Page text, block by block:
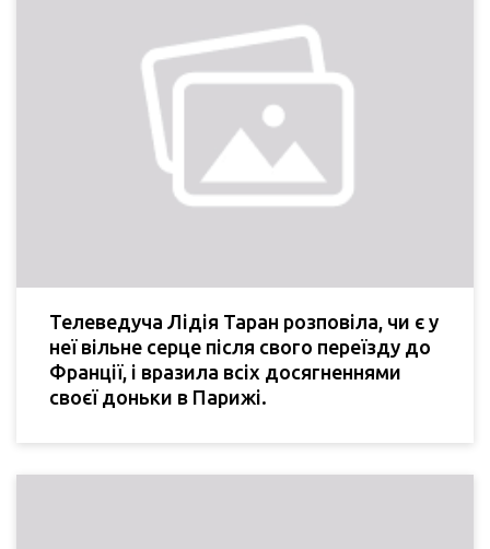
Телеведуча Лідія Таран розповіла, чи є у
неї вільне серце після свого переїзду до
Франції, і вразила всіх досягненнями
своєї доньки в Парижі.